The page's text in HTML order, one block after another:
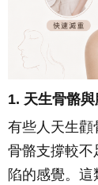
1. 天生骨骼
有些人天生顴
骨骼支撐較不
陷的感覺。